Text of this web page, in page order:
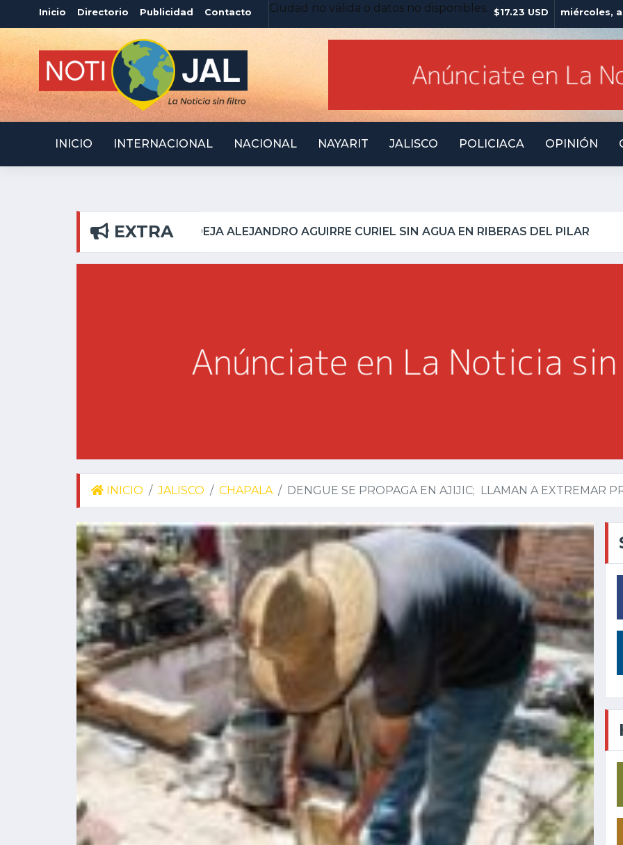
Inicio Directorio Publicidad Contacto Ciudad no válida o datos no disponibles. $17.23 USD miércoles,
INICIO INTERNACIONAL NACIONAL NAYARIT JALISCO POLICIACA OPINIÓN
EXTRA ATOTONILQUILLO INSEGURO Y AL VIRREY NO LE IMPORTA
INICIO JALISCO CHAPALA DENGUE SE PROPAGA EN AJIJIC; LLAMAN A EXTREMAR